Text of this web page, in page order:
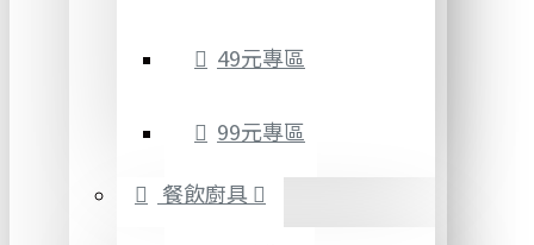
49元專區
99元專區
餐飲廚具